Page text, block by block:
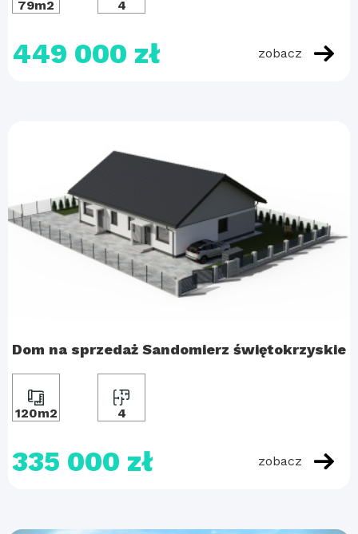
79m2 4
449 000 zł zobacz
Dom na sprzedaż Sandomierz świętokrzyskie
120m2 4
335 000 zł zobacz